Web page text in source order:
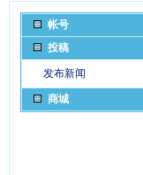
帐号
投稿
发布新闻
商城